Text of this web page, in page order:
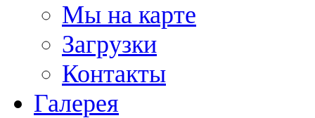
Мы на карте
Загрузки
Контакты
Галерея